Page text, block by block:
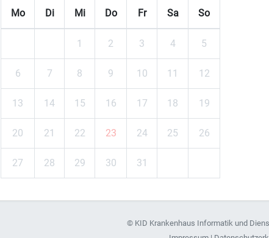
Mo Di Mi Do Fr Sa So
1 2 3 4 5
6 7 8 9 10 11 12
13 14 15 16 17 18 19
20 21 22 23 24 25 26
27 28 29 30 31
© KID Krankenhaus Informatik und